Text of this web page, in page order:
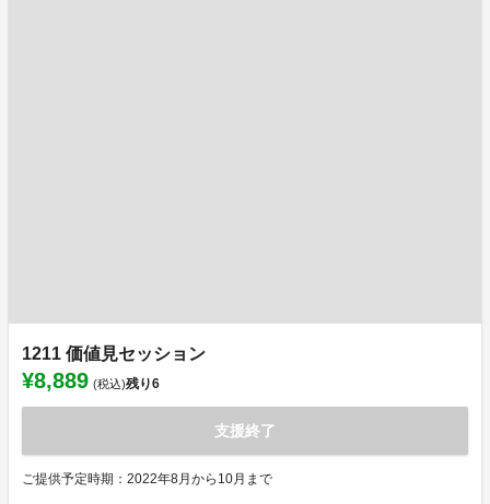
1211 価値見セッション
¥8,889 (税込)残り6
支援終了
ご提供予定時期：2022年8月から10月まで